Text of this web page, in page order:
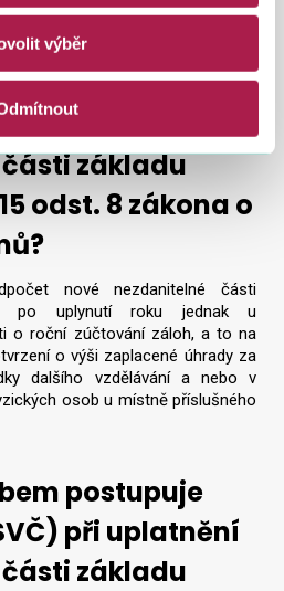
výběr
postižením, až 15 000 Kč.
postupuje
při uplatnění
základu
odst. 8 zákona o
nové nezdanitelné části
po uplynutí roku jednak u
o roční zúčtování záloh, a to na
o výši zaplacené úhrady za
dalšího vzdělávání a nebo v
osob u místně příslušného
postupuje
při uplatnění
základu